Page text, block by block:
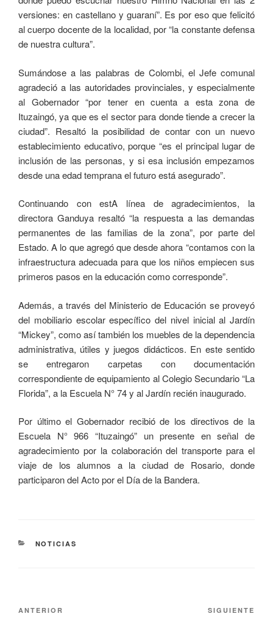
versiones: en castellano y guaraní”. Es por eso que felicitó
al cuerpo docente de la localidad, por “la constante defensa
de nuestra cultura”.
Sumándose a las palabras de Colombi, el Jefe comunal
agradeció a las autoridades provinciales, y especialmente
al Gobernador “por tener en cuenta a esta zona de
Ituzaingó, ya que es el sector para donde tiende a crecer la
ciudad”. Resaltó la posibilidad de contar con un nuevo
establecimiento educativo, porque “es el principal lugar de
inclusión de las personas, y si esa inclusión empezamos
desde una edad temprana el futuro está asegurado”.
Continuando con estA línea de agradecimientos, la
directora Ganduya resaltó “la respuesta a las demandas
permanentes de las familias de la zona”, por parte del
Estado. A lo que agregó que desde ahora “contamos con la
infraestructura adecuada para que los niños empiecen sus
primeros pasos en la educación como corresponde”.
Además, a través del Ministerio de Educación se proveyó
del mobiliario escolar específico del nivel inicial al Jardín
“Mickey”, como así también los muebles de la dependencia
administrativa, útiles y juegos didácticos. En este sentido
se entregaron carpetas con documentación
correspondiente de equipamiento al Colegio Secundario “La
Florida”, a la Escuela N° 74 y al Jardín recién inaugurado.
Por último el Gobernador recibió de los directivos de la
Escuela N° 966 “Ituzaingó” un presente en señal de
agradecimiento por la colaboración del transporte para el
viaje de los alumnos a la ciudad de Rosario, donde
participaron del Acto por el Día de la Bandera.
NOTICIAS
ANTERIOR SIGUIENTE